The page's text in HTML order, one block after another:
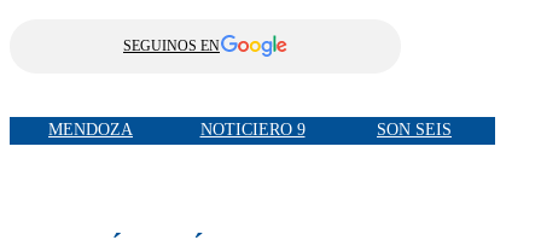
SEGUINOS EN
MENDOZA NOTICIERO 9 SON SEIS